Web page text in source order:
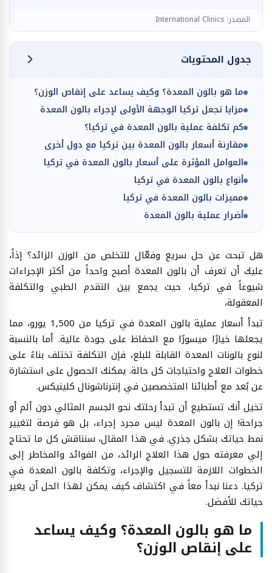
المصدر: International Clinics
جدول المحتويات
ما هو بالون المعدة؟ وكيف يساعد على إنقاص الوزن؟
مزايا تجعل تركيا الوجهة الأولى لإجراء بالون المعدة
كم تكلفة عملية بالون المعدة في تركيا؟
مقارنة أسعار بالون المعدة بين تركيا مع دول أخرى
العوامل المؤثرة على أسعار بالون المعدة في تركيا
أنواع بالون المعدة في تركيا
مميزات بالون المعدة في تركيا
أضرار عملية بالون المعدة
هل تبحث عن حل سريع وفعّال للتخلص من الوزن الزائد؟ إذاً،
عليك أن تعرف أن بالون المعدة أصبح واحداً من أكثر الإجراءات
شيوعاً في تركيا، حيث يجمع بين التقدم الطبي والتكلفة
المعقولة،
تبدأ أسعار عملية بالون المعدة في تركيا من 1,500 يورو، مما
يجعلها خيارًا ميسورًا مع الحفاظ على جودة عالية. أما بالنسبة
لنوع بالونات المعدة القابلة للبلع، فإن التكلفة تختلف بناءً على
خطوات العلاج واحتياجات كل حالة. يمكنك الحصول على استشارة
عن بُعد مع أطبائنا المتخصصين في إنترناشونال كلينيكس.
تخيل أنك تستطيع أن تبدأ رحلتك نحو الجسم المثالي دون ألم أو
جراحة! إن بالون المعدة ليس مجرد إجراء، بل هو فرصة لتغيير
نمط حياتك بشكل جذري. في هذا المقال، سنناقش كل ما تحتاج
إلي معرفته حول هذا العلاج الرائد، من الفوائد والمخاطر إلى
الخطوات اللازمة للتسجيل والإجراء، وتكلفة بالون المعدة في
تركيا. دعنا نبدأ معاً في اكتشاف كيف يمكن لهذا الحل أن يغير
حياتك للأفضل.
ما هو بالون المعدة؟ وكيف يساعد
على إنقاص الوزن؟